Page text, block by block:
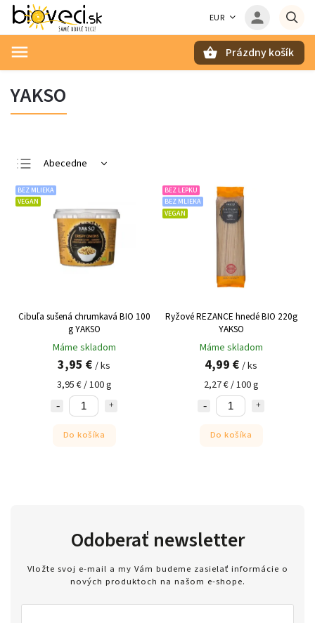
EUR
Prázdny košík
YAKSO
Abecedne
Najlacnejšie
Najdrahšie
Najpredávanejšie
BEZ MLIEKA
VEGAN
Cibuľa sušená chrumkavá BIO 100
g YAKSO
Máme skladom
3,95 € / ks
3,95 € / 100 g
Do košíka
BEZ LEPKU
BEZ MLIEKA
VEGAN
Ryžové REZANCE hnedé BIO 220g
YAKSO
Máme skladom
4,99 € / ks
2,27 € / 100 g
Do košíka
Odoberať newsletter
Vložte svoj e-mail a my Vám budeme zasielať informácie o
nových produktoch na našom e-shope.